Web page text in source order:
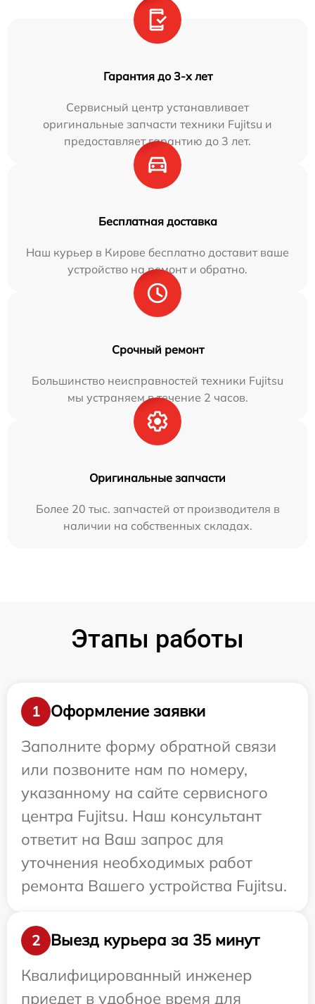
Гарантия до 3-х лет
Сервисный центр устанавливает
оригинальные запчасти техники Fujitsu и
предоставляет гарантию до 3 лет.
Бесплатная доставка
Наш курьер в Кирове бесплатно доставит ваше
устройство на ремонт и обратно.
Срочный ремонт
Большинство неисправностей техники Fujitsu
мы устраняем в течение 2 часов.
Оригинальные запчасти
Более 20 тыс. запчастей от производителя в
наличии на собственных складах.
Этапы работы
1
Оформление заявки
Заполните форму обратной связи
или позвоните нам по номеру,
указанному на сайте сервисного
центра Fujitsu. Наш консультант
ответит на Ваш запрос для
уточнения необходимых работ
ремонта Вашего устройства Fujitsu.
2
Выезд курьера за 35 минут
Квалифицированный инженер
приедет в удобное время для